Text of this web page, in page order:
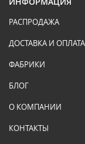
РАСПРОДАЖА
ДОСТАВКА И ОПЛАТА
ФАБРИКИ
БЛОГ
О КОМПАНИИ
КОНТАКТЫ